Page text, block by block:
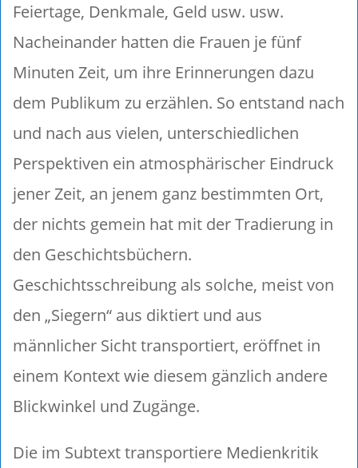
Feiertage, Denkmale, Geld usw. usw.
Nacheinander hatten die Frauen je fünf
Minuten Zeit, um ihre Erinnerungen dazu
dem Publikum zu erzählen. So entstand nach
und nach aus vielen, unterschiedlichen
Perspektiven ein atmosphärischer Eindruck
jener Zeit, an jenem ganz bestimmten Ort,
der nichts gemein hat mit der Tradierung in
den Geschichtsbüchern.
Geschichtsschreibung als solche, meist von
den „Siegern“ aus diktiert und aus
männlicher Sicht transportiert, eröffnet in
einem Kontext wie diesem gänzlich andere
Blickwinkel und Zugänge.
Die im Subtext transportiere Medienkritik